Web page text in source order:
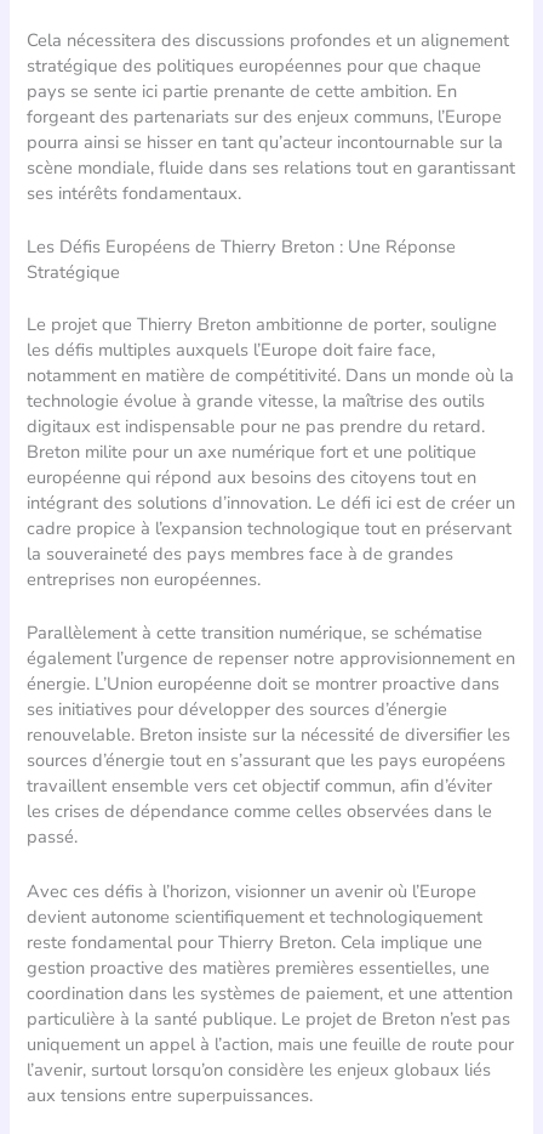
Cela nécessitera des discussions profondes et un alignement
stratégique des politiques européennes pour que chaque
pays se sente ici partie prenante de cette ambition. En
forgeant des partenariats sur des enjeux communs, l’Europe
pourra ainsi se hisser en tant qu’acteur incontournable sur la
scène mondiale, fluide dans ses relations tout en garantissant
ses intérêts fondamentaux.
Les Défis Européens de Thierry Breton : Une Réponse
Stratégique
Le projet que Thierry Breton ambitionne de porter, souligne
les défis multiples auxquels l’Europe doit faire face,
notamment en matière de compétitivité. Dans un monde où la
technologie évolue à grande vitesse, la maîtrise des outils
digitaux est indispensable pour ne pas prendre du retard.
Breton milite pour un axe numérique fort et une politique
européenne qui répond aux besoins des citoyens tout en
intégrant des solutions d’innovation. Le défi ici est de créer un
cadre propice à l’expansion technologique tout en préservant
la souveraineté des pays membres face à de grandes
entreprises non européennes.
Parallèlement à cette transition numérique, se schématise
également l’urgence de repenser notre approvisionnement en
énergie. L’Union européenne doit se montrer proactive dans
ses initiatives pour développer des sources d’énergie
renouvelable. Breton insiste sur la nécessité de diversifier les
sources d’énergie tout en s’assurant que les pays européens
travaillent ensemble vers cet objectif commun, afin d’éviter
les crises de dépendance comme celles observées dans le
passé.
Avec ces défis à l’horizon, visionner un avenir où l’Europe
devient autonome scientifiquement et technologiquement
reste fondamental pour Thierry Breton. Cela implique une
gestion proactive des matières premières essentielles, une
coordination dans les systèmes de paiement, et une attention
particulière à la santé publique. Le projet de Breton n’est pas
uniquement un appel à l’action, mais une feuille de route pour
l’avenir, surtout lorsqu’on considère les enjeux globaux liés
aux tensions entre superpuissances.